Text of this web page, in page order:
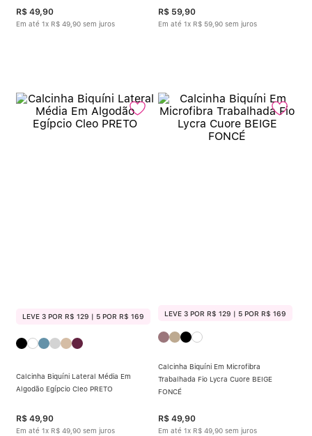
R$ 49,90
Em até 1x R$ 49 90 sem juros
R$ 59,90
Em até 1x R$ 59 90 sem juros
LEVE 3 POR R$ 129 | 5 POR R$ 169
Calcinha Biquíni Lateral Média Em
Algodão Egípcio Cleo PRETO
R$ 49,90
Em até 1x R$ 49 90 sem juros
LEVE 3 POR R$ 129 | 5 POR R$ 169
Calcinha Biquíni Em Microfibra
Trabalhada Fio Lycra Cuore BEIGE
FONCÉ
R$ 49,90
Em até 1x R$ 49 90 sem juros